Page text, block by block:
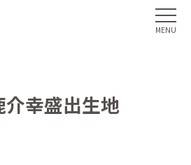
介幸盛出生地